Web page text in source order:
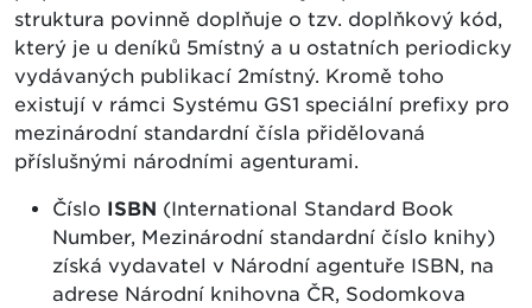
struktura povinně doplňuje o tzv. doplňkový kód,
který je u deníků 5místný a u ostatních periodicky
vydávaných publikací 2místný. Kromě toho
existují v rámci Systému GS1 speciální prefixy pro
mezinárodní standardní čísla přidělovaná
příslušnými národními agenturami.
Číslo ISBN (International Standard Book
Number, Mezinárodní standardní číslo knihy)
získá vydavatel v Národní agentuře ISBN, na
adrese Národní knihovna ČR, Sodomkova